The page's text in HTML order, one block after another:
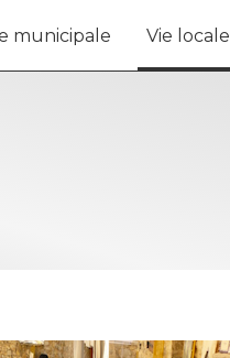
municipale Vie locale